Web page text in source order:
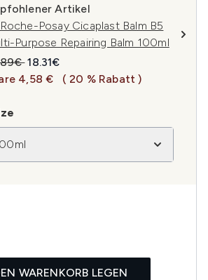
Artikel
Posay Cicaplast Balm B5
Purpose Repairing Balm 100ml
Preisempfehlung:
Aktueller Preis:
18.31€
4,58 €
( 20 % Rabatt )
WARENKORB LEGEN